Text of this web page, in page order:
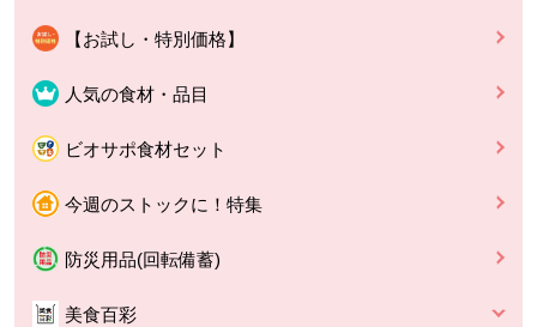
【お試し・特別価格】
人気の食材・品目
ビオサポ食材セット
今週のストックに！特集
防災用品(回転備蓄)
美食百彩